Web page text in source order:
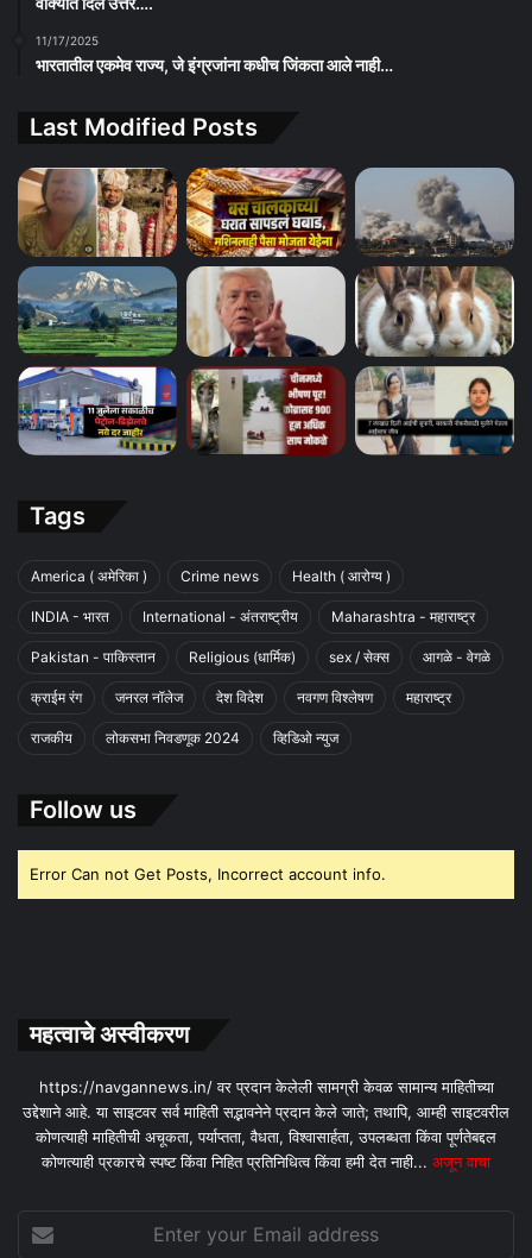
11/17/2025
भारतातील एकमेव राज्य, जे इंग्रजांना कधीच जिंकता आले नाही…
Last Modified Posts
Tags
America ( अमेरिका ) Crime news Health ( आरोग्य )
INDIA - भारत International - अंतराष्ट्रीय Maharashtra - महाराष्ट्र
Pakistan - पाकिस्तान Religious (धार्मिक) sex / सेक्स आगळे - वेगळे
क्राईम रंग जनरल नॉलेज देश विदेश नवगण विश्लेषण महाराष्ट्र
राजकीय लोकसभा निवडणूक 2024 व्हिडिओ न्युज
Follow us
Error Can not Get Posts, Incorrect account info.
महत्वाचे अस्वीकरण
https://navgannews.in/ वर प्रदान केलेली सामग्री केवळ सामान्य माहितीच्या
उद्देशाने आहे. या साइटवर सर्व माहिती सद्भावनेने प्रदान केले जाते; तथापि, आम्ही साइटवरील
कोणत्याही माहितीची अचूकता, पर्याप्तता, वैधता, विश्वासार्हता, उपलब्धता किंवा पूर्णतेबद्दल
कोणत्याही प्रकारचे स्पष्ट किंवा निहित प्रतिनिधित्व किंवा हमी देत ​​नाही... अजून वाचा
your